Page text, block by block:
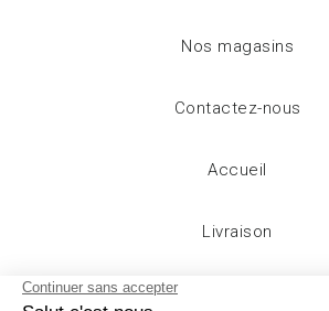
Nos magasins
Contactez-nous
Accueil
Livraison
Mentions légales